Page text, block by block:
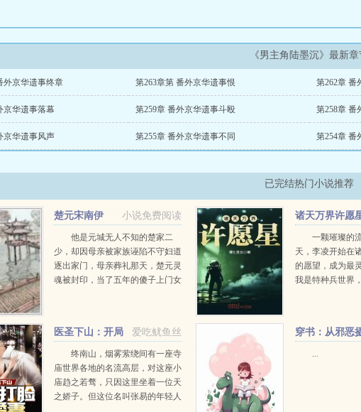
《男主角陆墨沉》最新章
外京华遗事终章 第263章第 番外京华遗事恨 第262章 番
京华遗事落幕 第259章 番外京华遗事斗殴 第258章 番
京华遗事风声 第255章 番外京华遗事不同 第254章 番
已完结热门小说推荐
小说免费阅读
楚元宋南伊
他是元城无人不知的楚家二
少，却因母亲被家族诬陷不守妇道
逐出家门，母亲葬礼那天，楚元灵
魂被封印，当了五年的傻子上门女
诸天万界许愿
一颗璀璨的
天，李凌开始在
的愿望，成为最
我是特种兵世界
界中...
爱吃鱿鱼丝
医圣下山：开局
打脸未婚妻！
终南山，烟雾萦绕间有一座寺
庙世界各地的名流高层，对这座小
庙趋之若骛，只因这里坐着一位天
之娇子。但这位名叫张易的年轻人
穿书：从邪恶
...